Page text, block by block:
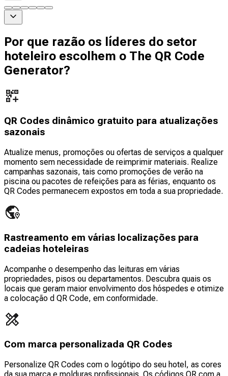
Por que razão os líderes do setor
hoteleiro escolhem o The QR Code
Generator?
QR Codes dinâmico gratuito para atualizações
sazonais
Atualize menus, promoções ou ofertas de serviços a qualquer
momento sem necessidade de reimprimir materiais. Realize
campanhas sazonais, tais como promoções de verão na
piscina ou pacotes de refeições para as férias, enquanto os
QR Codes permanecem expostos em toda a sua propriedade.
Rastreamento em várias localizações para
cadeias hoteleiras
Acompanhe o desempenho das leituras em várias
propriedades, pisos ou departamentos. Descubra quais os
locais que geram maior envolvimento dos hóspedes e otimize
a colocação d QR Code, em conformidade.
Com marca personalizada QR Codes
Personalize QR Codes com o logótipo do seu hotel, as cores